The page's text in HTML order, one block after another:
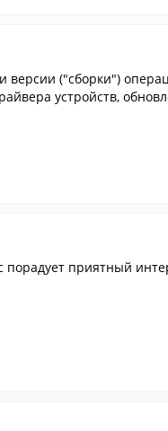
версии ("сборки")
устройств,
приятный